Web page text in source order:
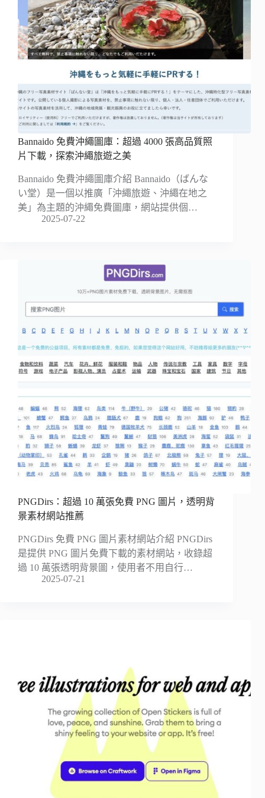
Bannaido 免費沖繩圖庫：超過 4000 張高品質照
片下載，探索沖繩旅遊之美
Bannaido 免費沖繩圖庫介紹 Bannaido（ばんな
い堂）是一個以推廣「沖繩旅遊、沖繩在地之
美」為主題的沖繩免費圖庫，網站提供個…
2025-07-22
PNGDirs：超過 10 萬張免費 PNG 圖片，透明背
景素材網站推薦
PNGDirs 免費 PNG 圖片素材網站介紹 PNGDirs
是提供 PNG 圖片免費下載的素材網站，收錄超
過 10 萬張透明背景圖，使用者不用自行…
2025-07-21